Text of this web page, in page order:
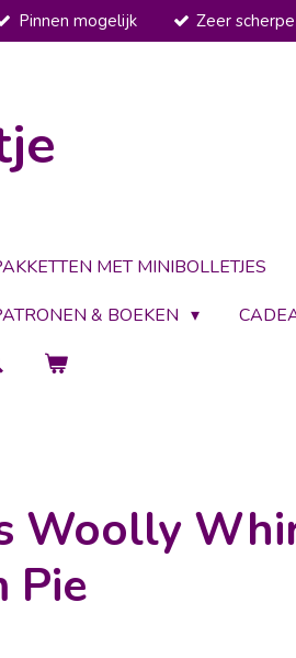
Pinnen mogelijk Zeer
MET MINIBOLLETJES
& BOEKEN
Woolly
Pie